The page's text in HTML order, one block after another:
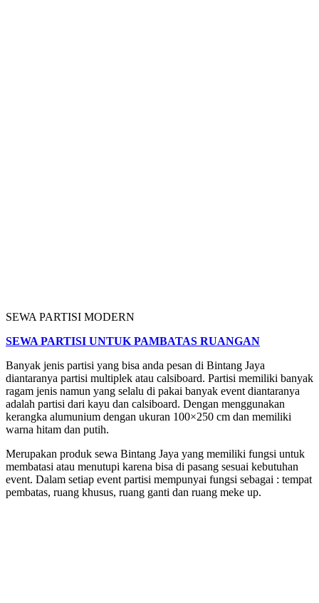
SEWA PARTISI MODERN
SEWA PARTISI UNTUK PAMBATAS RUANGAN
Banyak jenis partisi yang bisa anda pesan di Bintang Jaya
diantaranya partisi multiplek atau calsiboard. Partisi memiliki banyak
ragam jenis namun yang selalu di pakai banyak event diantaranya
adalah partisi dari kayu dan calsiboard. Dengan menggunakan
kerangka alumunium dengan ukuran 100×250 cm dan memiliki
warna hitam dan putih.
Merupakan produk sewa Bintang Jaya yang memiliki fungsi untuk
membatasi atau menutupi karena bisa di pasang sesuai kebutuhan
event. Dalam setiap event partisi mempunyai fungsi sebagai : tempat
pembatas, ruang khusus, ruang ganti dan ruang meke up.